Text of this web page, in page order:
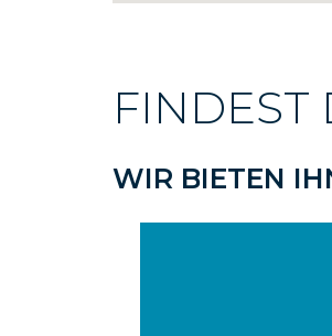
FINDEST
WIR BIETEN